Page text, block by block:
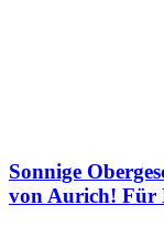
Sonnige
von Aurich! Für